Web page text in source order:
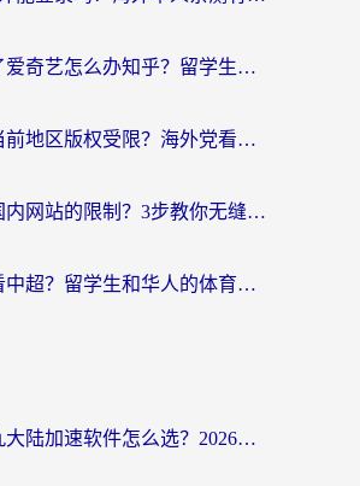
海外看不了爱奇艺怎么办知乎？留学生亲测有效的回国加速方案
央视影音当前地区版权受限？海外党看国内剧、追电视台的终极解决方案
海外访问国内网站的限制？3步教你无缝解锁国内资源（附实测最优工具）
海外如何看中超？留学生和华人的体育赛事观看终极指南（附欧洲杯奥运会观看技巧）
国外玩第九大陆加速软件怎么选？2026终极指南帮你告别延迟卡顿